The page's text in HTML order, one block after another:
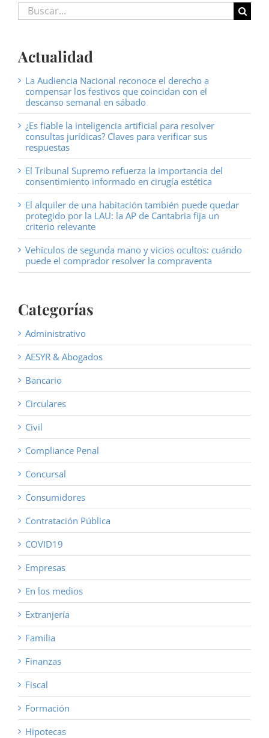
Buscar:
Actualidad
La Audiencia Nacional reconoce el derecho a
compensar los festivos que coincidan con el
descanso semanal en sábado
¿Es fiable la inteligencia artificial para resolver
consultas jurídicas? Claves para verificar sus
respuestas
El Tribunal Supremo refuerza la importancia del
consentimiento informado en cirugía estética
El alquiler de una habitación también puede quedar
protegido por la LAU: la AP de Cantabria fija un
criterio relevante
Vehículos de segunda mano y vicios ocultos: cuándo
puede el comprador resolver la compraventa
Categorías
Administrativo
AESYR & Abogados
Bancario
Circulares
Civil
Compliance Penal
Concursal
Consumidores
Contratación Pública
COVID19
Empresas
En los medios
Extranjería
Familia
Finanzas
Fiscal
Formación
Hipotecas